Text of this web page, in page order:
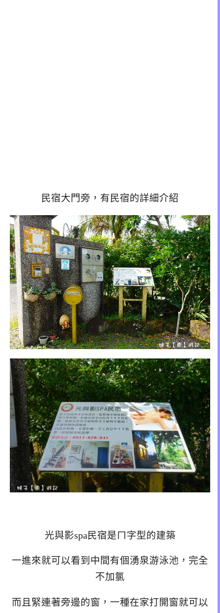
民宿大門旁，有民宿的詳細介紹
光與影spa民宿是ㄇ字型的建築
一進來就可以看到中間有個湧泉游泳池，完全
不加氯
而且緊連著旁邊的窗，一種在家打開窗就可以